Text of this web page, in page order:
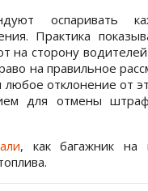
оспаривать
Практика
на сторону
на правильное
любое отклонение от
для отмены
, как багажник